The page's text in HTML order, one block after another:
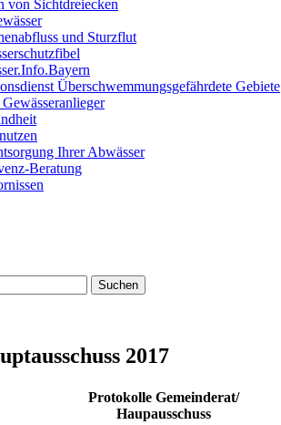
von Sichtdreiecken
und Sturzflut
Überschwemmungsgefährdete Gebiete
Ihrer Abwässer
Beratung
2017
Protokolle Gemeinderat/
Haupausschuss